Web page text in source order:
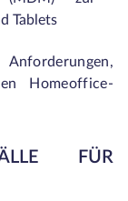
Tablets
Homeoffice-
FÜR